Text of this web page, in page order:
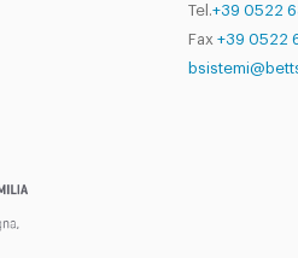
Tel.+39 0522
Fax +39 0522